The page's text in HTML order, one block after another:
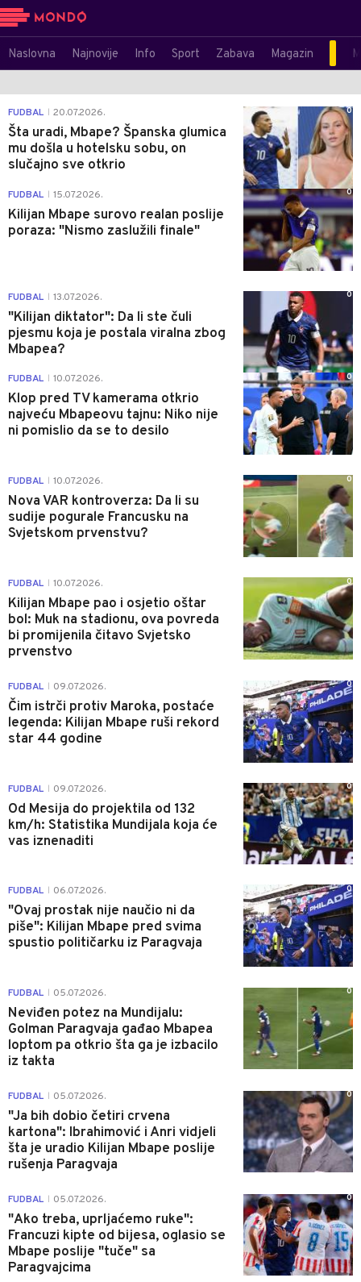
Naslovna Najnovije Info Sport Zabava Magazin
FUDBAL 20.07.2026.
Šta uradi, Mbape? Španska glumica
mu došla u hotelsku sobu, on
slučajno sve otkrio
0
FUDBAL 15.07.2026.
Kilijan Mbape surovo realan poslije
poraza: "Nismo zaslužili finale"
0
FUDBAL 13.07.2026.
"Kilijan diktator": Da li ste čuli
pjesmu koja je postala viralna zbog
Mbapea?
0
FUDBAL 10.07.2026.
Klop pred TV kamerama otkrio
najveću Mbapeovu tajnu: Niko nije
ni pomislio da se to desilo
0
FUDBAL 10.07.2026.
Nova VAR kontroverza: Da li su
sudije pogurale Francusku na
Svjetskom prvenstvu?
0
FUDBAL 10.07.2026.
Kilijan Mbape pao i osjetio oštar
bol: Muk na stadionu, ova povreda
bi promijenila čitavo Svjetsko
prvenstvo
0
FUDBAL 09.07.2026.
Čim istrči protiv Maroka, postaće
legenda: Kilijan Mbape ruši rekord
star 44 godine
0
FUDBAL 09.07.2026.
Od Mesija do projektila od 132
km/h: Statistika Mundijala koja će
vas iznenaditi
0
FUDBAL 06.07.2026.
"Ovaj prostak nije naučio ni da
piše": Kilijan Mbape pred svima
spustio političarku iz Paragvaja
0
FUDBAL 05.07.2026.
Neviđen potez na Mundijalu:
Golman Paragvaja gađao Mbapea
loptom pa otkrio šta ga je izbacilo
iz takta
0
FUDBAL 05.07.2026.
"Ja bih dobio četiri crvena
kartona": Ibrahimović i Anri vidjeli
šta je uradio Kilijan Mbape poslije
rušenja Paragvaja
0
FUDBAL 05.07.2026.
"Ako treba, uprljaćemo ruke":
Francuzi kipte od bijesa, oglasio se
Mbape poslije "tuče" sa
Paragvajcima
0